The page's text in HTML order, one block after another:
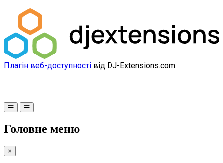
Плагін веб-доступності від DJ-Extensions.com
Головне меню
×